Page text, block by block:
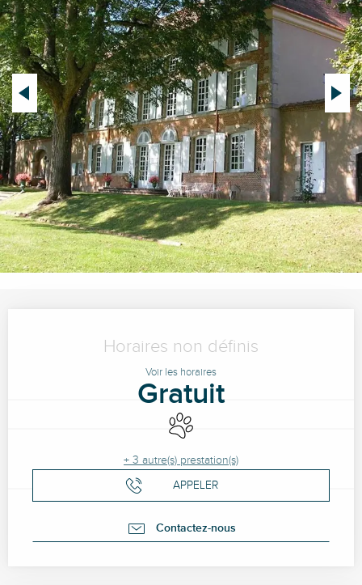
Horaires non définis
Voir les horaires
Gratuit
Animaux acceptés
+ 3 autre(s) prestation(s)
APPELER
Contactez-nous